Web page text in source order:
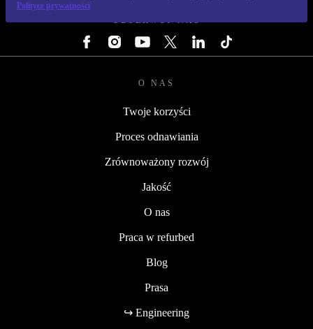
Polityce prywatności
OBSERWUJ NAS
O NAS
Twoje korzyści
Proces odnawiania
Zrównoważony rozwój
Jakość
O nas
Praca w refurbed
Blog
Prasa
↪ Engineering